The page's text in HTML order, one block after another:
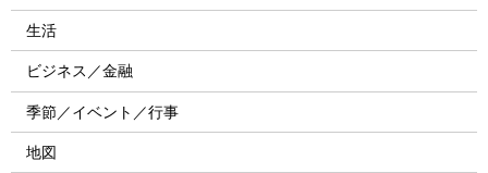
生活
ビジネス／金融
季節／イベント／行事
地図